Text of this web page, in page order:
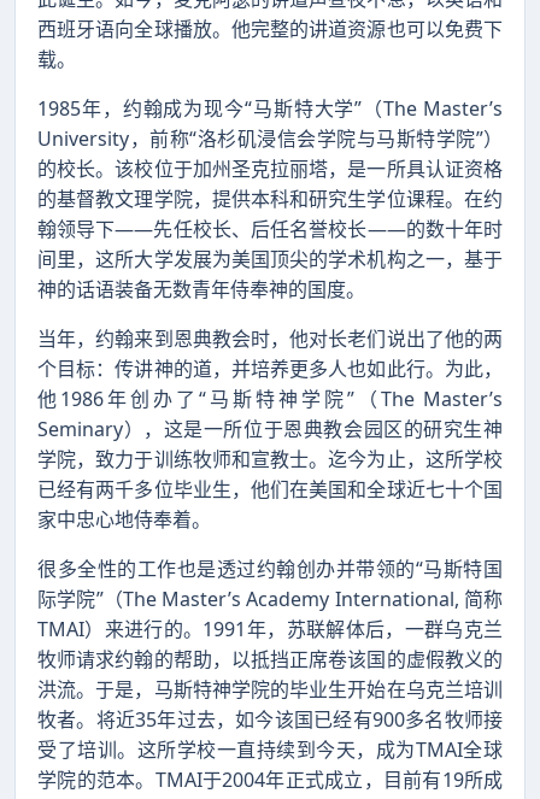
西班牙语向全球播放。他完整的讲道资源也可以免费下
载。
1985年，约翰成为现今“马斯特大学”（The Master’s
University，前称“洛杉矶浸信会学院与马斯特学院”）
的校长。该校位于加州圣克拉丽塔，是一所具认证资格
的基督教文理学院，提供本科和研究生学位课程。在约
翰领导下——先任校长、后任名誉校长——的数十年时
间里，这所大学发展为美国顶尖的学术机构之一，基于
神的话语装备无数青年侍奉神的国度。
当年，约翰来到恩典教会时，他对长老们说出了他的两
个目标：传讲神的道，并培养更多人也如此行。为此，
他1986年创办了“马斯特神学院”（The Master’s
Seminary），这是一所位于恩典教会园区的研究生神
学院，致力于训练牧师和宣教士。迄今为止，这所学校
已经有两千多位毕业生，他们在美国和全球近七十个国
家中忠心地侍奉着。
很多全性的工作也是透过约翰创办并带领的“马斯特国
际学院”（The Master’s Academy International, 简称
TMAI）来进行的。1991年，苏联解体后，一群乌克兰
牧师请求约翰的帮助，以抵挡正席卷该国的虚假教义的
洪流。于是，马斯特神学院的毕业生开始在乌克兰培训
牧者。将近35年过去，如今该国已经有900多名牧师接
受了培训。这所学校一直持续到今天，成为TMAI全球
学院的范本。TMAI于2004年正式成立，目前有19所成